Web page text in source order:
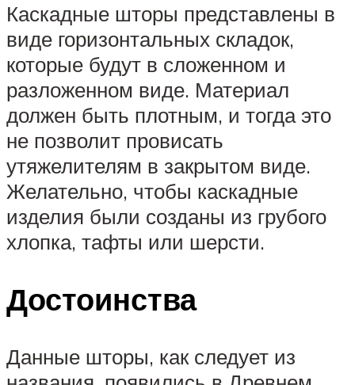
Каскадные шторы представлены в
виде горизонтальных складок,
которые будут в сложенном и
разложенном виде. Материал
должен быть плотным, и тогда это
не позволит провисать
утяжелителям в закрытом виде.
Желательно, чтобы каскадные
изделия были созданы из грубого
хлопка, тафты или шерсти.
Достоинства
Данные шторы, как следует из